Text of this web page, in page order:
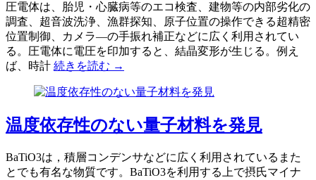
圧電体は、胎児・心臓病等のエコ検査、建物等の内部劣化の
調査、超音波洗浄、漁群探知、原子位置の操作できる超精密
位置制御、カメラ―の手振れ補正などに広く利用されてい
る。圧電体に電圧を印加すると、結晶変形が生じる。例え
ば、時計 続きを読む →
温度依存性のない量子材料を発見
BaTiO3は，積層コンデンサなどに広く利用されているまた
とでも有名な物質です。BaTiO3を利用する上で摂氏マイナ